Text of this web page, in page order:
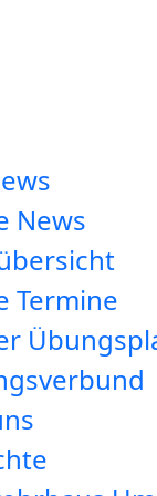
News
Termine